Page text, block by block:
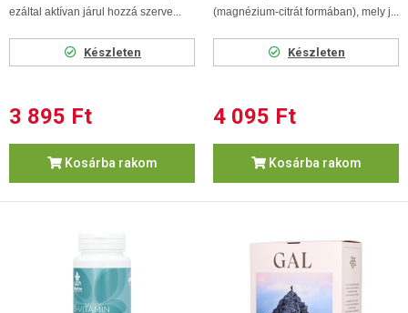
ezáltal aktívan járul hozzá szerve...
Készleten
3 895 Ft
Kosárba rakom
(magnézium-citrát formában), mely j...
Készleten
4 095 Ft
Kosárba rakom